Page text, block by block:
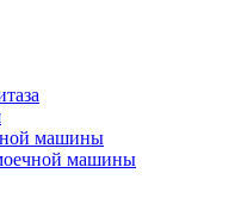
машины
машины